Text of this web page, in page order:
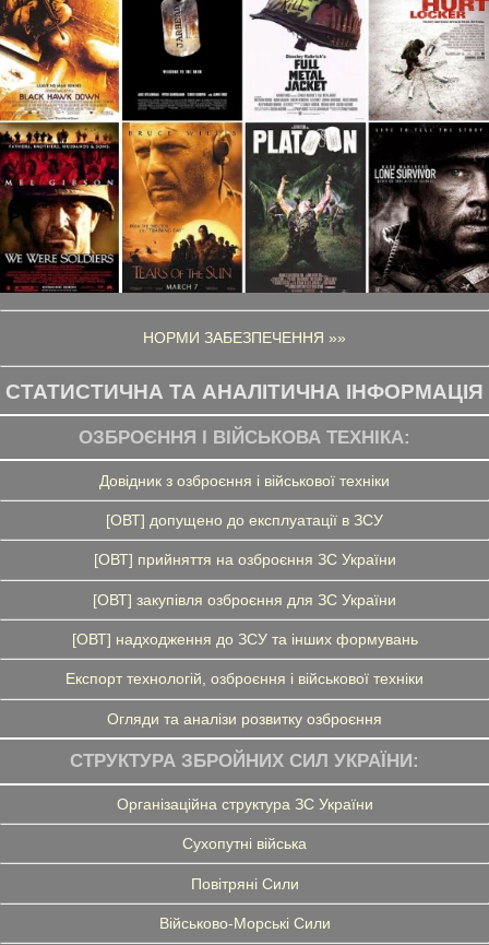
НОРМИ ЗАБЕЗПЕЧЕННЯ »»
СТАТИСТИЧНА ТА АНАЛІТИЧНА ІНФОРМАЦІЯ
ОЗБРОЄННЯ І ВІЙСЬКОВА ТЕХНІКА:
Довідник з озброєння і військової техніки
[ОВТ] допущено до експлуатації в ЗСУ
[ОВТ] прийняття на озброєння ЗС України
[ОВТ] закупівля озброєння для ЗС України
[ОВТ] надходження до ЗСУ та інших формувань
Експорт технологій, озброєння і військової техніки
Огляди та аналізи розвитку озброєння
СТРУКТУРА ЗБРОЙНИХ СИЛ УКРАЇНИ:
Організаційна структура ЗС України
Сухопутні війська
Повітряні Сили
Військово-Морські Сили